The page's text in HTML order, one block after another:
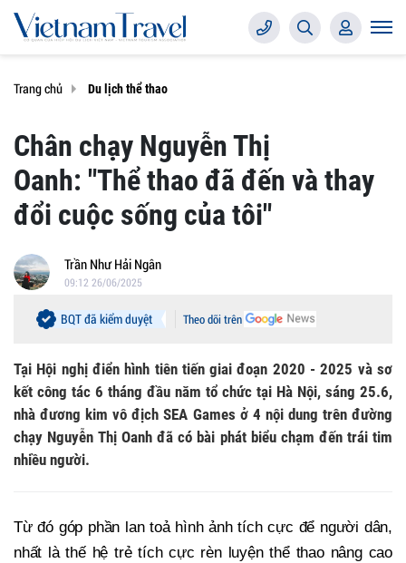
Trang chủ Du lịch thể thao
Chân chạy Nguyễn Thị
Oanh: "Thể thao đã đến và thay
đổi cuộc sống của tôi"
Trần Như Hải Ngân
09:12 26/06/2025
Theo dõi trên
BQT đã kiểm duyệt
Tại Hội nghị điển hình tiên tiến giai đoạn 2020 - 2025 và sơ
kết công tác 6 tháng đầu năm tổ chức tại Hà Nội, sáng 25.6,
nhà đương kim vô địch SEA Games ở 4 nội dung trên đường
chạy Nguyễn Thị Oanh đã có bài phát biểu chạm đến trái tim
nhiều người.
Từ đó góp phần lan toả hình ảnh tích cực để người dân,
nhất là thế hệ trẻ tích cực rèn luyện thể thao nâng cao